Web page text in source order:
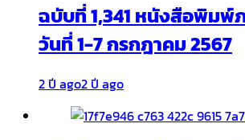
ฉบับที่ 1,341 หนังสือพิมพ์
วันที่ 1-7 กรกฎาคม 2567
2 ปี ago2 ปี ago